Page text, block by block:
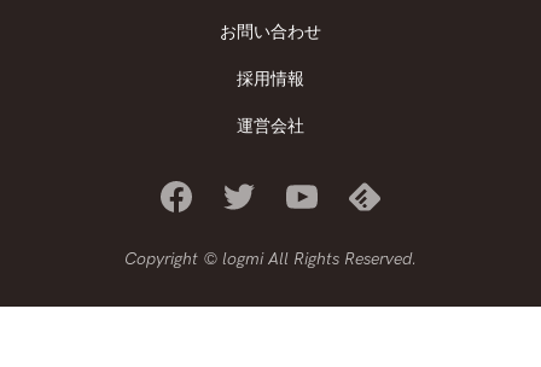
お問い合わせ
採用情報
運営会社
Copyright © logmi All Rights Reserved.